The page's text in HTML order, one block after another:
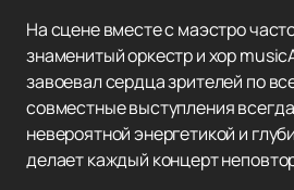
На сцене вместе с маэстро
знаменитый оркестр и хор
завоевал сердца зрителей по
совместные выступления
невероятной энергетикой и
делает каждый концерт